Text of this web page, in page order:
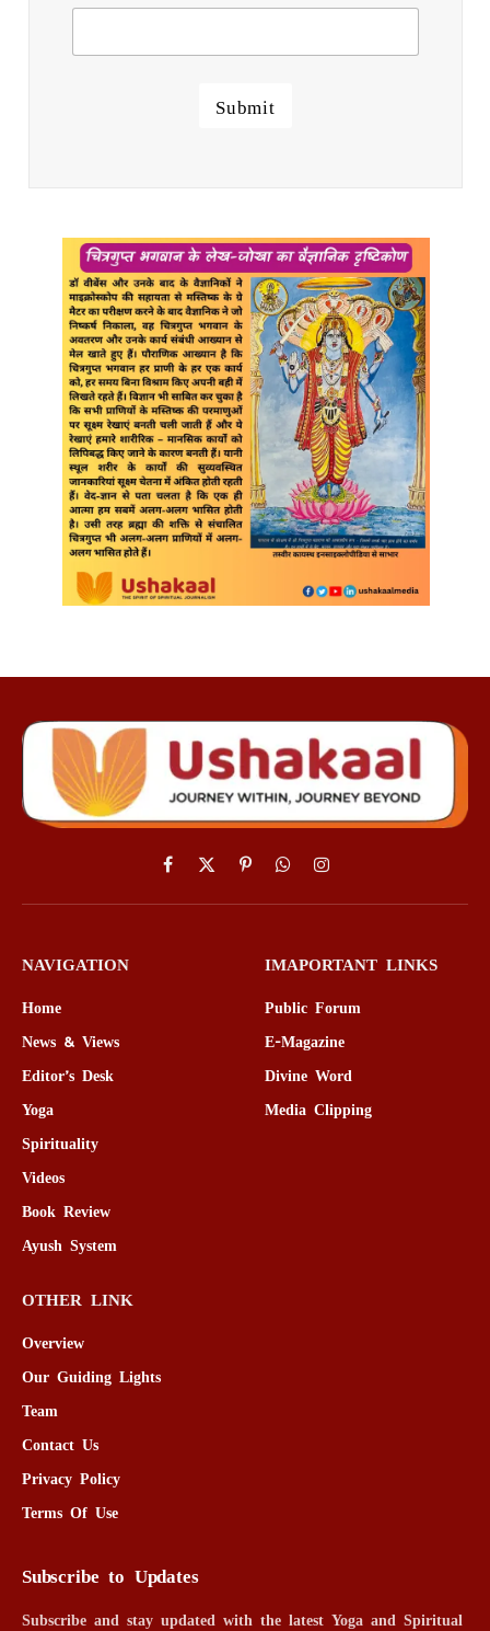
Submit
Facebook
X
(Twitter)
PinterestWhatsAppInstagram
NAVIGATION
Home
News & Views
Editor’s Desk
Yoga
Spirituality
Videos
Book Review
Ayush System
IMAPORTANT LINKS
Public Forum
E-Magazine
Divine Word
Media Clipping
OTHER LINK
Overview
Our Guiding Lights
Team
Contact Us
Privacy Policy
Terms Of Use
Subscribe to Updates
Subscribe and stay updated with the latest Yoga and Spiritual